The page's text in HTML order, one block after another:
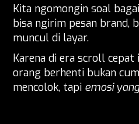
Kita ngomongin soal
bisa ngirim pesan brand,
muncul di layar.
Karena di era scroll cepat
orang berhenti bukan
mencolok, tapi emosi